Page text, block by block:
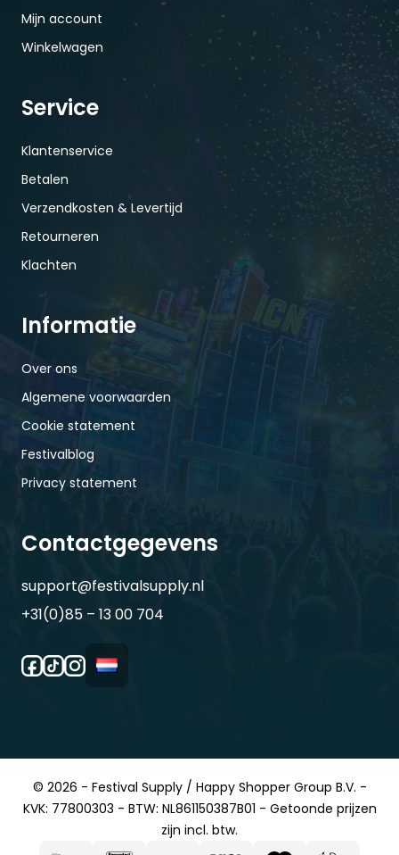
Mijn account
Winkelwagen
Service
Klantenservice
Betalen
Verzendkosten & Levertijd
Retourneren
Klachten
Informatie
Over ons
Algemene voorwaarden
Cookie statement
Festivalblog
Privacy statement
Contactgegevens
support@festivalsupply.nl
+31(0)85 – 13 00 704
© 2026 - Festival Supply / Happy Shopper Group B.V. -
KVK: 77800303 - BTW: NL861150387B01 - Getoonde prijzen
zijn incl. btw.